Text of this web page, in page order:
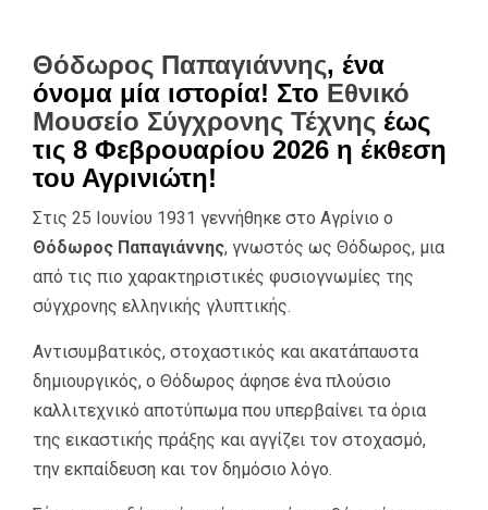
Θόδωρος Παπαγιάννης, ένα
όνομα μία ιστορία! Στο Εθνικό
Μουσείο Σύγχρονης Τέχνης έως
τις 8 Φεβρουαρίου 2026 η έκθεση
του Αγρινιώτη!
Στις 25 Ιουνίου 1931 γεννήθηκε στο Αγρίνιο ο
Θόδωρος Παπαγιάννης, γνωστός ως Θόδωρος, μια
από τις πιο χαρακτηριστικές φυσιογνωμίες της
σύγχρονης ελληνικής γλυπτικής.
Αντισυμβατικός, στοχαστικός και ακατάπαυστα
δημιουργικός, ο Θόδωρος άφησε ένα πλούσιο
καλλιτεχνικό αποτύπωμα που υπερβαίνει τα όρια
της εικαστικής πράξης και αγγίζει τον στοχασμό,
την εκπαίδευση και τον δημόσιο λόγο.